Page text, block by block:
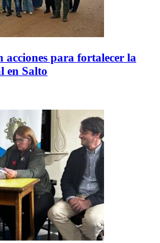
acciones para fortalecer la
en Salto